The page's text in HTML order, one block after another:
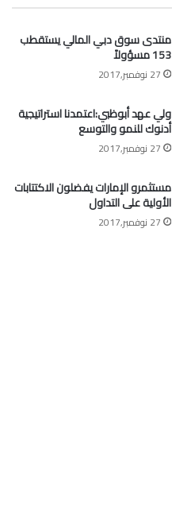
منتدى سوق دبي المالي يستقطب
153 مسؤولاً
27 نوفمبر,2017
ولي عهد أبوظبي:اعتمدنا استراتيجية
أدنوك للنمو والتوسع
27 نوفمبر,2017
مستثمرو الإمارات يفضلون الاكتتابات
الأولية على التداول
27 نوفمبر,2017